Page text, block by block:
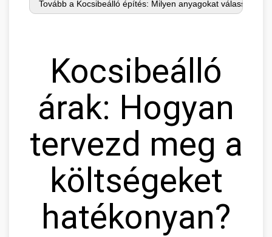
Kocsibeálló
árak: Hogyan
tervezd meg a
költségeket
hatékonyan?